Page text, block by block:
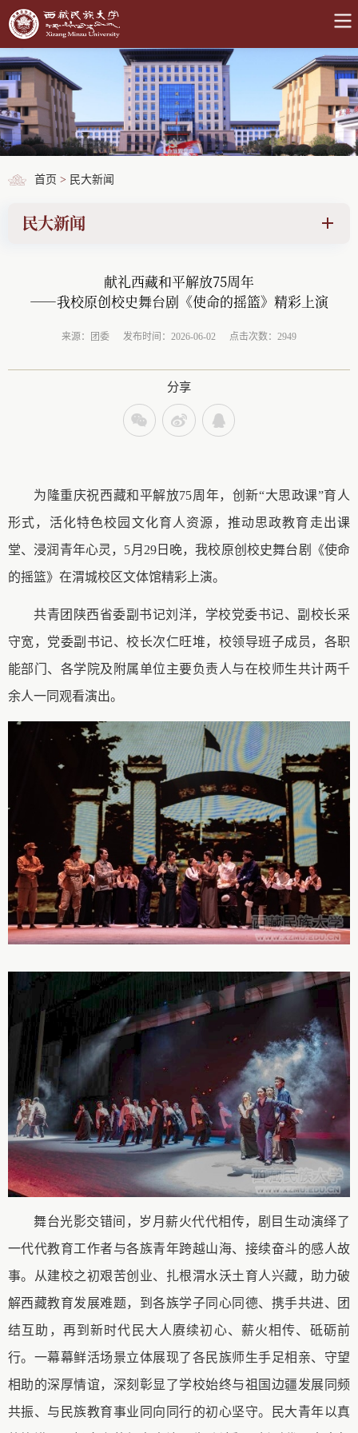
首页 > 民大新闻
民大新闻
献礼西藏和平解放75周年
——我校原创校史舞台剧《使命的摇篮》精彩上演
来源：团委 发布时间：2026-06-02 点击次数：2949
分享
为隆重庆祝西藏和平解放75周年，创新“大思政课”育人
形式，活化特色校园文化育人资源，推动思政教育走出课
堂、浸润青年心灵，5月29日晚，我校原创校史舞台剧《使命
的摇篮》在渭城校区文体馆精彩上演。
共青团陕西省委副书记刘洋，学校党委书记、副校长采
守宽，党委副书记、校长次仁旺堆，校领导班子成员，各职
能部门、各学院及附属单位主要负责人与在校师生共计两千
余人一同观看演出。
舞台光影交错间，岁月薪火代代相传，剧目生动演绎了
一代代教育工作者与各族青年跨越山海、接续奋斗的感人故
事。从建校之初艰苦创业、扎根渭水沃土育人兴藏，助力破
解西藏教育发展难题，到各族学子同心同德、携手共进、团
结互助，再到新时代民大人赓续初心、薪火相传、砥砺前
行。一幕幕鲜活场景立体展现了各民族师生手足相亲、守望
相助的深厚情谊，深刻彰显了学校始终与祖国边疆发展同频
共振、与民族教育事业同向同行的初心坚守。民大青年以真